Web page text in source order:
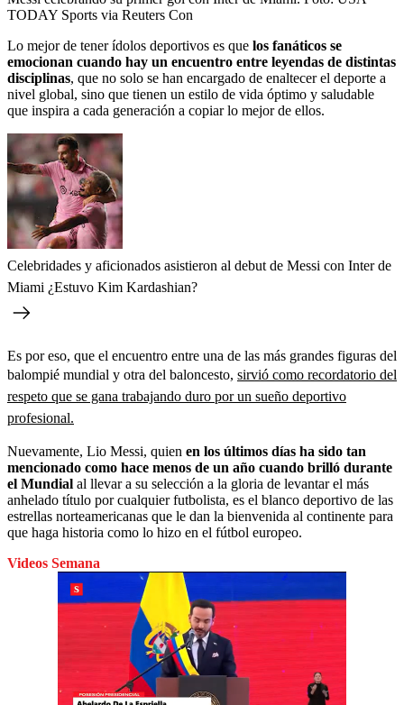
TODAY Sports via Reuters Con
Lo mejor de tener ídolos deportivos es que los fanáticos se
emocionan cuando hay un encuentro entre leyendas de distintas
disciplinas, que no solo se han encargado de enaltecer el deporte a
nivel global, sino que tienen un estilo de vida óptimo y saludable
que inspira a cada generación a copiar lo mejor de ellos.
Celebridades y aficionados asistieron al debut de Messi con Inter de
Miami ¿Estuvo Kim Kardashian?
Es por eso, que el encuentro entre una de las más grandes figuras del
balompié mundial y otra del baloncesto, sirvió como recordatorio del
respeto que se gana trabajando duro por un sueño deportivo
profesional.
Nuevamente, Lio Messi, quien en los últimos días ha sido tan
mencionado como hace menos de un año cuando brilló durante
el Mundial al llevar a su selección a la gloria de levantar el más
anhelado título por cualquier futbolista, es el blanco deportivo de las
estrellas norteamericanas que le dan la bienvenida al continente para
que haga historia como lo hizo en el fútbol europeo.
Videos Semana